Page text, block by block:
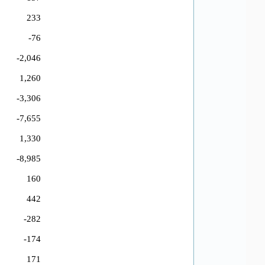
233
-76
-2,046
1,260
-3,306
-7,655
1,330
-8,985
160
442
-282
-174
171